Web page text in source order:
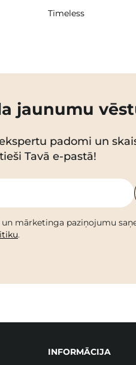
Timeless
jaunumu
padomi un
tieši Tavā e-pastā!
mārketinga paziņojumu
.
INFORMĀCIJA